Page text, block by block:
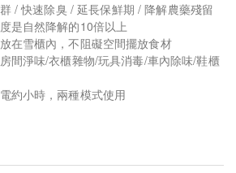
/ 快速除臭 / 延長保鮮期 / 降解農藥殘留
是自然降解的10倍以上
在雪櫃內，不阻礙空間擺放食材
間淨味/衣櫃雜物/玩具消毒/車內除味/鞋櫃
約小時，兩種模式使用